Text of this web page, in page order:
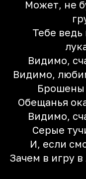
Может, не
Тебе ведь
Видимо,
Видимо,
Брошены
Обещанья
Видимо,
Серые
И, если
Зачем в игру